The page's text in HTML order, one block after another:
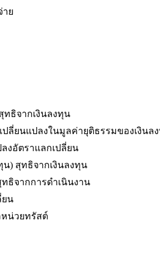
ย
ทธิจากเงินลงทุน
ปลี่ยนแปลงในมูลค่ายุติธรรมของเงินล
งอัตราแลกเปลี่ยน
น) สุทธิจากเงินลงทุน
ธิจากการดำเนินงาน
ยน
น่วยทรัสต์